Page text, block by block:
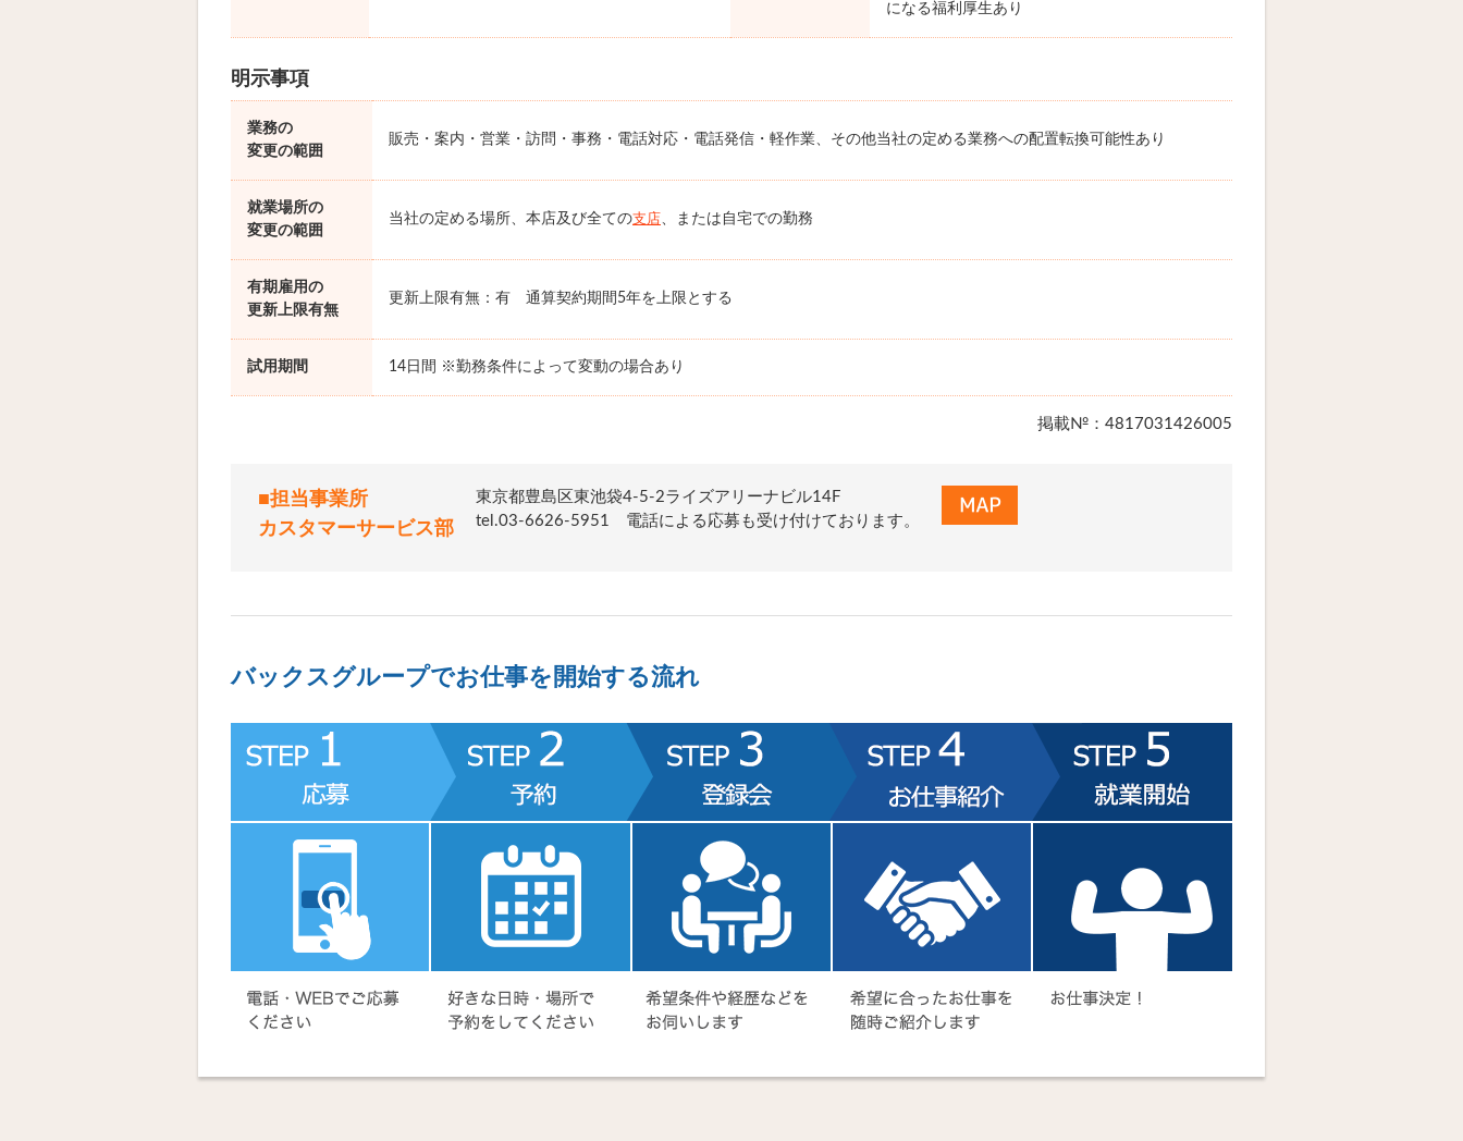
になる福利厚生あり
明示事項
業務の
変更の範囲
販売・案内・営業・訪問・事務・電話対応・電話発信・軽作業、その他当社の定める業務への配置転換可能性あり
就業場所の
変更の範囲
当社の定める場所、本店及び全ての支店、または自宅での勤務
有期雇用の
更新上限有無
更新上限有無：有 通算契約期間5年を上限とする
試用期間 14日間 ※勤務条件によって変動の場合あり
掲載№：4817031426005
■担当事業所
カスタマーサービス部
東京都豊島区東池袋4-5-2ライズアリーナビル14F
tel.03-6626-5951 電話による応募も受け付けております。
バックスグループでお仕事を開始する流れ